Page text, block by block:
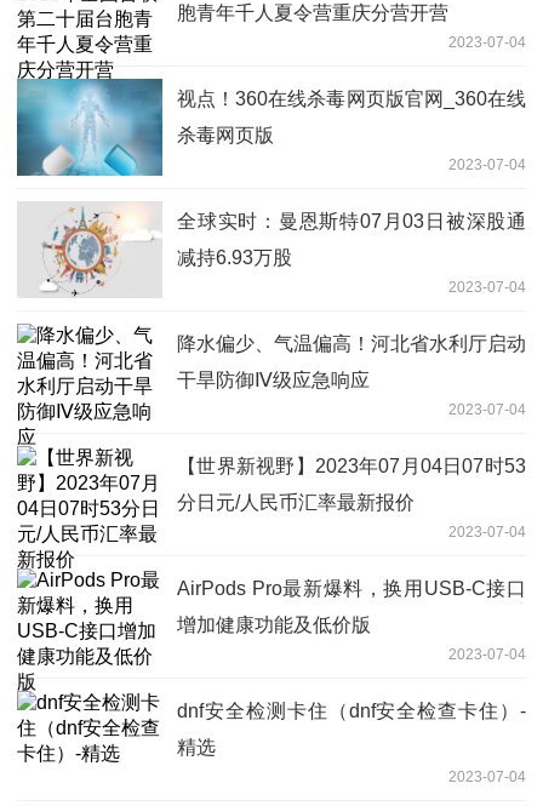
胞青年千人夏令营重庆分营开营
2023-07-04
视点！360在线杀毒网页版官网_360在线
杀毒网页版
2023-07-04
全球实时：曼恩斯特07月03日被深股通
减持6.93万股
2023-07-04
降水偏少、气温偏高！河北省水利厅启动
干旱防御Ⅳ级应急响应
2023-07-04
【世界新视野】2023年07月04日07时53
分日元/人民币汇率最新报价
2023-07-04
AirPods Pro最新爆料，换用USB-C接口
增加健康功能及低价版
2023-07-04
dnf安全检测卡住（dnf安全检查卡住）-
精选
2023-07-04